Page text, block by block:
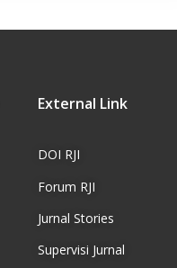
External Link
DOI RJI
Forum RJI
Jurnal Stories
Supervisi Jurnal